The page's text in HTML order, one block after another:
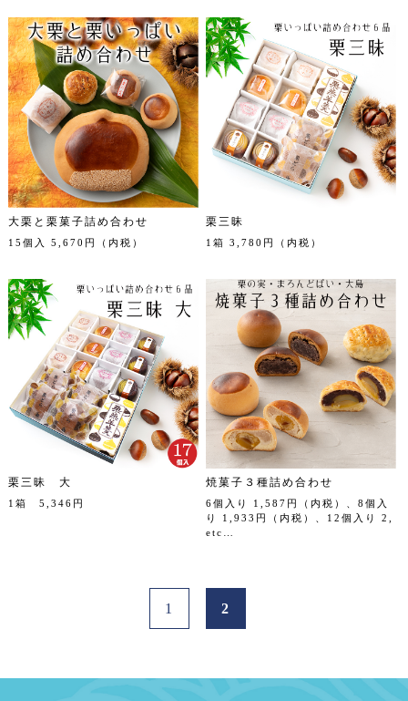
大栗と栗菓子詰め合わせ
15個入 5,670円（内税）
栗三昧
1箱 3,780円（内税）
栗三昧 大
1箱 5,346円
焼菓子３種詰め合わせ
6個入り 1,587円（内税）、8個入
り 1,933円（内税）、12個入り 2,
etc…
1 2